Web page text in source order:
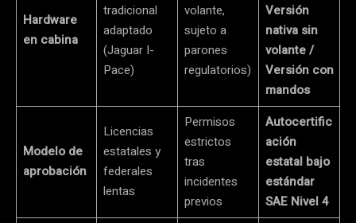
Hardware
en cabina
tradicional
adaptado
(Jaguar I-
Pace)
volante,
sujeto a
parones
regulatorios)
Versión
nativa sin
volante /
Versión con
mandos
Modelo de
aprobación
Licencias
estatales y
federales
lentas
Permisos
estrictos
tras
incidentes
previos
Autocertific
ación
estatal bajo
estándar
SAE Nivel 4